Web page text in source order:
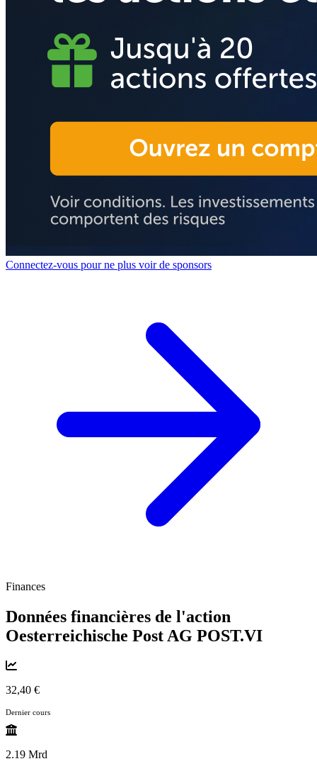
Connectez-vous pour ne plus voir de sponsors
Finances
Données financières de l'action
Oesterreichische Post AG POST.VI
32,40 €
Dernier cours
2.19 Mrd